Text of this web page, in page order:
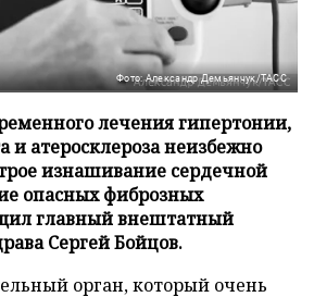
Фото: Александр Демьянчук/ТАСС
лечения гипертонии,
и атеросклероза неизбежно
изнашивание сердечной
опасных фиброзных
главный внештатный
Сергей Бойцов.
орган, который очень